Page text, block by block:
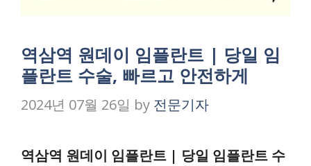
역삼역 원데이 임플란트 | 당일 임
플란트 수술, 빠르고 안전하게
2024년 07월 26일 by 전문기자
역삼역 원데이 임플란트 | 당일 임플란트 수